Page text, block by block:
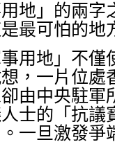
地」的兩字
最可怕的地
用地」不僅
，一片位處
由中央駐軍
士的「抗議
一旦激發爭